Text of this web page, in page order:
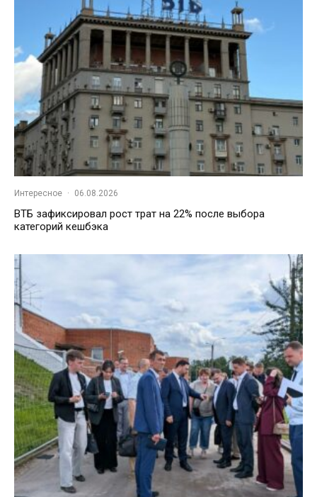
Интересное · 06.08.2026
ВТБ зафиксировал рост трат на 22% после выбора
категорий кешбэка